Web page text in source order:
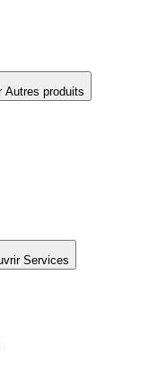
Autres produits
Services